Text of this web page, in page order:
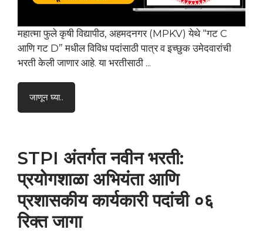
महात्मा फुले कृषी विद्यापीठ, अहमदनगर (MPKV) येथे “गट C
आणि गट D” मधील विविध पदांसाठी पात्र व इच्छुक उमेदवारांची
भरती केली जाणार आहे. या भरतीसाठी ...
जाणून घ्या..
STPI अंतर्गत नवीन भरती:
प्रयोगशाळा अभियंता आणि
प्रशासकीय कार्यकारी पदांची ०६
रिक्त जागा